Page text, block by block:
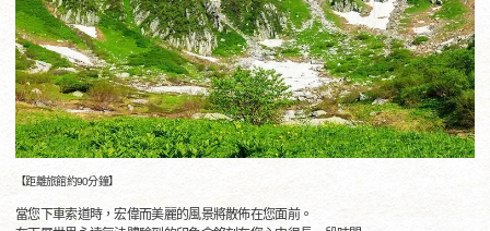
【距離旅館約90分鐘】
當您下車索道時，宏偉而美麗的風景將散佈在您面前。